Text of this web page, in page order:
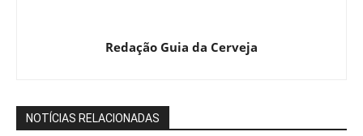
Redação Guia da Cerveja
NOTÍCIAS RELACIONADAS